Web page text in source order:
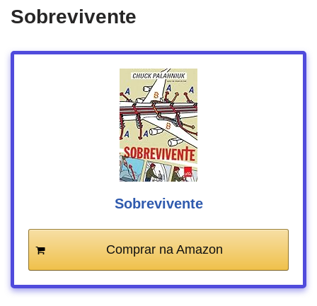
Sobrevivente
Sobrevivente
Comprar na Amazon